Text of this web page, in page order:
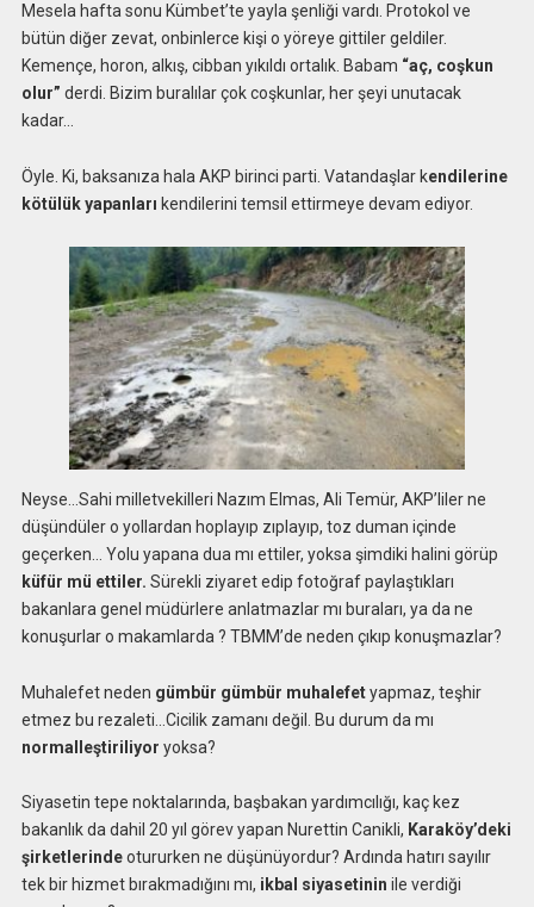
Mesela hafta sonu Kümbet’te yayla şenliği vardı. Protokol ve
bütün diğer zevat, onbinlerce kişi o yöreye gittiler geldiler.
Kemençe, horon, alkış, cibban yıkıldı ortalık. Babam “aç, coşkun
olur” derdi. Bizim buralılar çok coşkunlar, her şeyi unutacak
kadar…
Öyle. Ki, baksanıza hala AKP birinci parti. Vatandaşlar kendilerine
kötülük yapanları kendilerini temsil ettirmeye devam ediyor.
Neyse…Sahi milletvekilleri Nazım Elmas, Ali Temür, AKP’liler ne
düşündüler o yollardan hoplayıp zıplayıp, toz duman içinde
geçerken… Yolu yapana dua mı ettiler, yoksa şimdiki halini görüp
küfür mü ettiler. Sürekli ziyaret edip fotoğraf paylaştıkları
bakanlara genel müdürlere anlatmazlar mı buraları, ya da ne
konuşurlar o makamlarda ? TBMM’de neden çıkıp konuşmazlar?
Muhalefet neden gümbür gümbür muhalefetyapmaz, teşhir
etmez bu rezaleti…Cicilik zamanı değil. Bu durum da mı
normalleştiriliyor yoksa?
Siyasetin tepe noktalarında, başbakan yardımcılığı, kaç kez
bakanlık da dahil 20 yıl görev yapan Nurettin Canikli, Karaköy’deki
şirketlerindeotururken ne düşünüyordur? Ardında hatırı sayılır
tek bir hizmet bırakmadığını mı, ikbal siyasetinin ile verdiği